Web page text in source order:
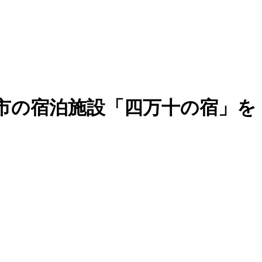
宿泊施設「四万十の宿」を